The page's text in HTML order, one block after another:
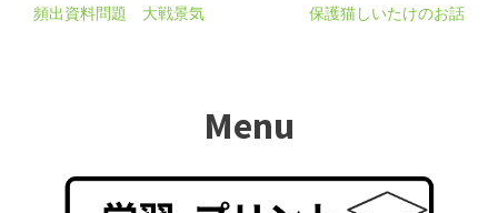
頻出資料問題 大戦景気
保護猫しいたけのお話
Menu